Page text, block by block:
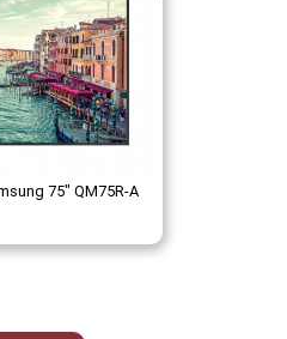
75" QM75R-A